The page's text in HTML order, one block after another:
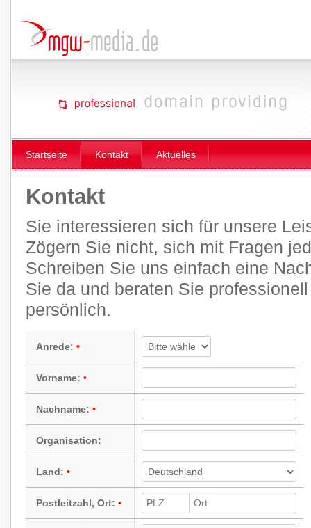
Startseite Kontakt Aktuelles
Kontakt
Sie interessieren sich für unsere
Zögern Sie nicht, sich mit Fragen
Schreiben Sie uns einfach eine
Sie da und beraten Sie
persönlich.
Anrede:
Vorname:
Nachname:
Organisation:
Land:
Postleitzahl, Ort: